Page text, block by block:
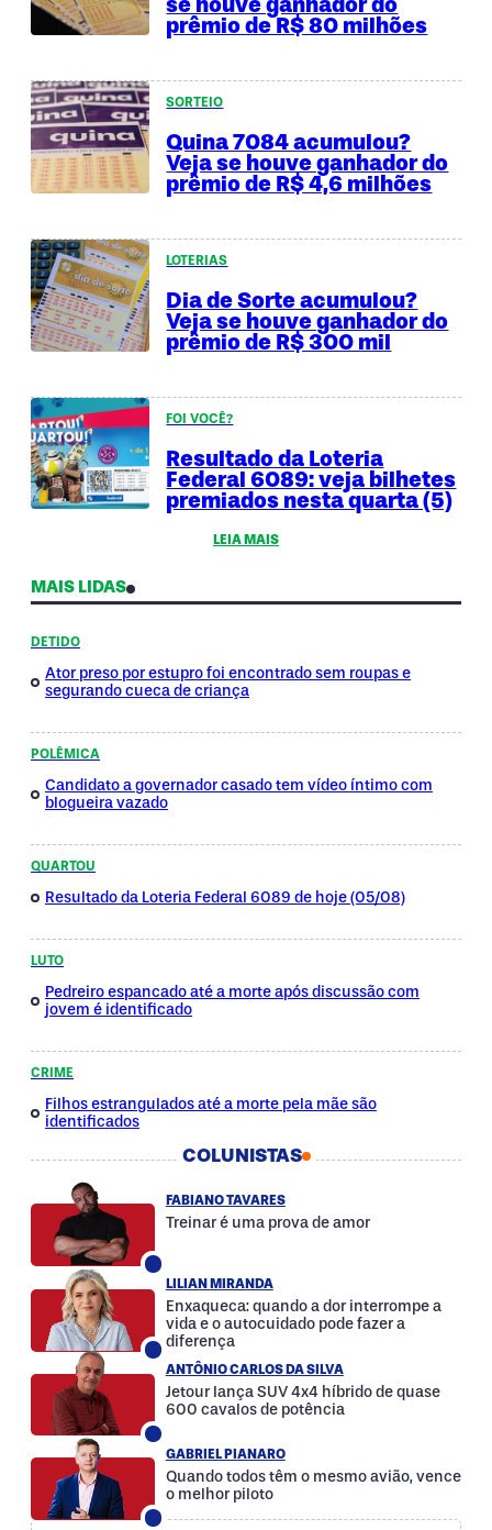
prêmio de R$ 80 milhões
SORTEIO
Quina 7084 acumulou?
Veja se houve ganhador do
prêmio de R$ 4,6 milhões
LOTERIAS
Dia de Sorte acumulou?
Veja se houve ganhador do
prêmio de R$ 300 mil
FOI VOCÊ?
Resultado da Loteria
Federal 6089: veja bilhetes
premiados nesta quarta (5)
LEIA MAIS
MAIS LIDAS
DETIDO
Ator preso por estupro foi encontrado sem roupas e
segurando cueca de criança
POLÊMICA
Candidato a governador casado tem vídeo íntimo com
blogueira vazado
QUARTOU
Resultado da Loteria Federal 6089 de hoje (05/08)
LUTO
Pedreiro espancado até a morte após discussão com
jovem é identificado
CRIME
Filhos estrangulados até a morte pela mãe são
identificados
COLUNISTAS
FABIANO TAVARES
Treinar é uma prova de amor
LILIAN MIRANDA
Enxaqueca: quando a dor interrompe a
vida e o autocuidado pode fazer a
diferença
ANTÔNIO CARLOS DA SILVA
Jetour lança SUV 4x4 híbrido de quase
600 cavalos de potência
GABRIEL PIANARO
Quando todos têm o mesmo avião, vence
o melhor piloto